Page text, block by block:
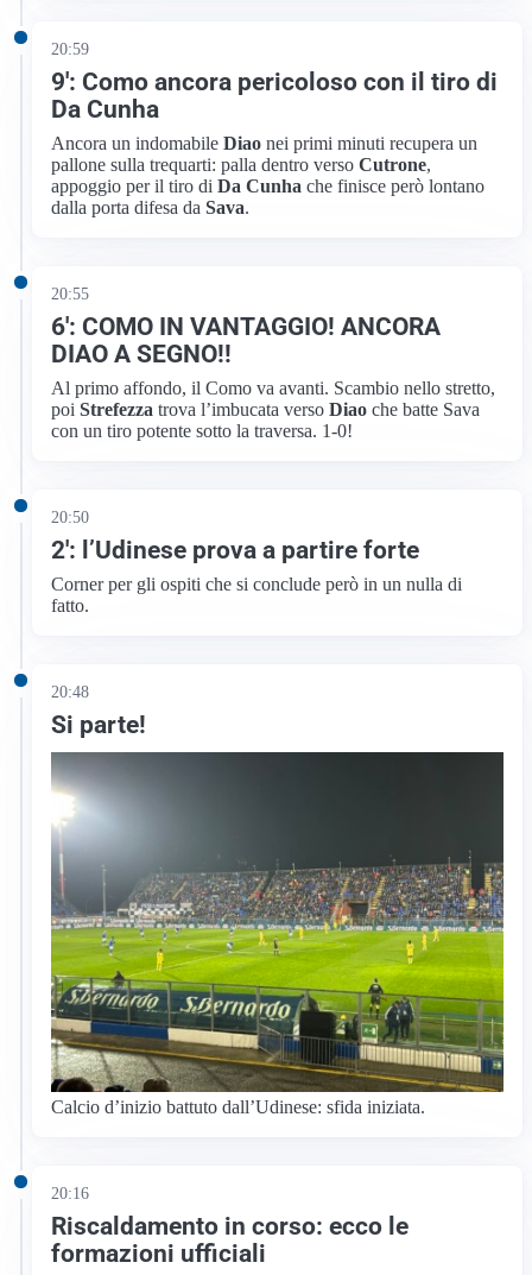
20:59
9′: Como ancora pericoloso con il tiro di
Da Cunha
Ancora un indomabileDiao nei primi minuti recupera un
pallone sulla trequarti: palla dentro versoCutrone,
appoggio per il tiro diDa Cunha che finisce però lontano
dalla porta difesa daSava.
20:55
6′: COMO IN VANTAGGIO! ANCORA
DIAO A SEGNO!!
Al primo affondo, il Como va avanti. Scambio nello stretto,
poiStrefezza trova l’imbucata versoDiao che batte Sava
con un tiro potente sotto la traversa. 1-0!
20:50
2′: l’Udinese prova a partire forte
Corner per gli ospiti che si conclude però in un nulla di
fatto.
20:48
Si parte!
Calcio d’inizio battuto dall’Udinese: sfida iniziata.
20:16
Riscaldamento in corso: ecco le
formazioni ufficiali